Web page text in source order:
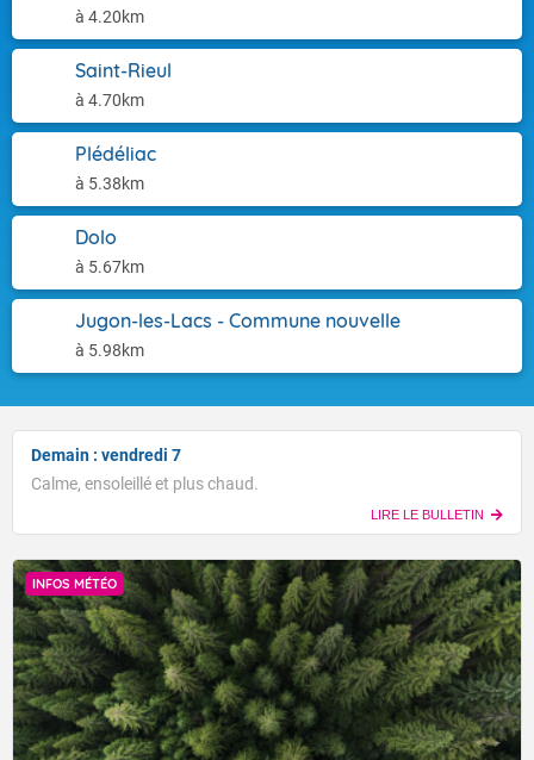
à 4.20km
Saint-Rieul
à 4.70km
Plédéliac
à 5.38km
Dolo
à 5.67km
Jugon-les-Lacs - Commune nouvelle
à 5.98km
Demain : vendredi 7
Calme, ensoleillé et plus chaud.
LIRE LE BULLETIN
INFOS MÉTÉO